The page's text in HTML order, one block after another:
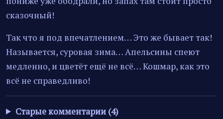
сказочный!
Так что я под впечатлением… Это же бывает так!
Называется, суровая зима… Апельсины спеют
медленно, и цветёт ещё не всё… Кошмар, как это
всё не справедливо!
Старые комментарии (4)